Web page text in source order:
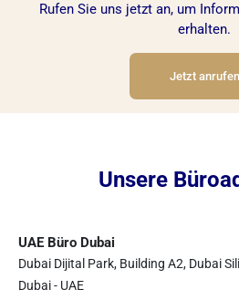
Rufen Sie uns jetzt an, um
erhalten.
Jetzt anrufen
Unsere
UAE Büro Dubai
Dubai Dijital Park, Building A2, Dubai
Dubai - UAE